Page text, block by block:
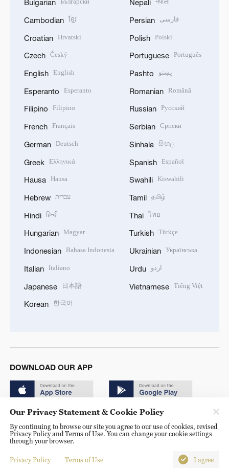
Bulgarian
Cambodian ខ្មែរ
Croatian Hrvatski
Czech Český
English English
Esperanto Esperanto
Filipino Filipino
French Français
German Deutsch
Greek Ελληνικά
Hausa Hausa
Hebrew עברית
Hindi हिन्दी
Hungarian Magyar
Indonesian Bahasa Indonesia
Italian Italiano
Japanese 日本語
Korean 한국어
Nepali
Persian فارسی
Polish Polski
Portuguese Português
Pashto پښتو
Romanian Română
Russian Русский
Serbian Српски
Sinhala සිංහල
Spanish Español
Swahili Kiswahili
Tamil தமிழ்
Thai ไทย
Turkish Türkçe
Ukrainian Українська
Urdu اردو
Vietnamese Tiếng Việt
DOWNLOAD OUR APP
© China Radio International.CRI. All Rights Reserved. 16A
Shijingshan Road, Beijing, China. 100040
Our Privacy Statement & Cookie Policy
By continuing to browse our site you agree to our use of cookies, revised
Privacy Policy and Terms of Use. You can change your cookie settings
through your browser.
Privacy Policy Terms of Use I agree